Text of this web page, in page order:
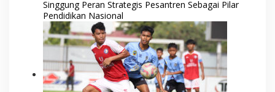
Singgung Peran Strategis Pesantren Sebagai Pilar
Pendidikan Nasional